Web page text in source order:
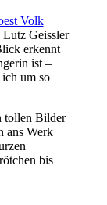
Volk
Geissler
erkennt
ist –
um so
tollen Bilder
ans Werk
bis